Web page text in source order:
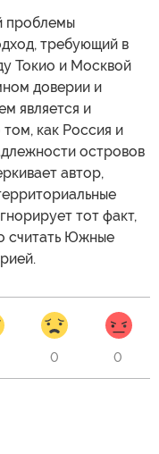
проблемы
требующий в
Токио и Москвой
доверии и
является и
как Россия и
островов
автор,
тот факт,
считать Южные
0 0